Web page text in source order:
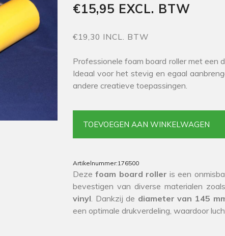
€15,95 EXCL. BTW
€19,30 INCL. BTW
Professionele foam board roller met een
Ideaal voor het stevig en egaal
andere creatieve toepassingen.
TOEVOEGEN AAN WINKELWAGEN
Artikelnummer:176500
Dezefoam board roller is een
bevestigen van diverse materialen zoals
vinyl. Dankzij de diameter van 145
een optimale drukverdeling, waardoor